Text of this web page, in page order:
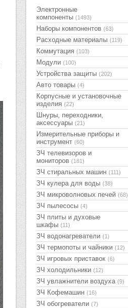
Электронные
компоненты (1493)
Наборы компонентов (63)
Расходные материалы (119)
Коммутация (103)
Модули (100)
Устройства защиты (202)
Авто товары (4)
Корпусные и установочные
изделия (22)
Шнуры, переходники,
аксессуары (21)
Измерительные приборы и
инструмент (60)
ЗЧ телевизоров и
мониторов (181)
ЗЧ стиральных машин (111)
ЗЧ кулера для воды (38)
ЗЧ микроволновых печей (68)
ЗЧ пылесосы (4)
ЗЧ плиты и духовые
шкафы (11)
ЗЧ водонагреватели (1)
ЗЧ термопоты и чайники (12)
ЗЧ игровых приставок (6)
ЗЧ холодильники (12)
ЗЧ увлажнители воздуха (9)
ЗЧ Кофемашин (16)
ЗЧ обогреватели (7)